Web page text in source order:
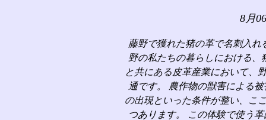
8月
藤野で獲れた猪の革で名刺入
野の私たちの暮らしにおける
と共にある皮革産業において、
通です。 農作物の獣害による
の出現といった条件が整い、こ
つあります。 この体験で使う